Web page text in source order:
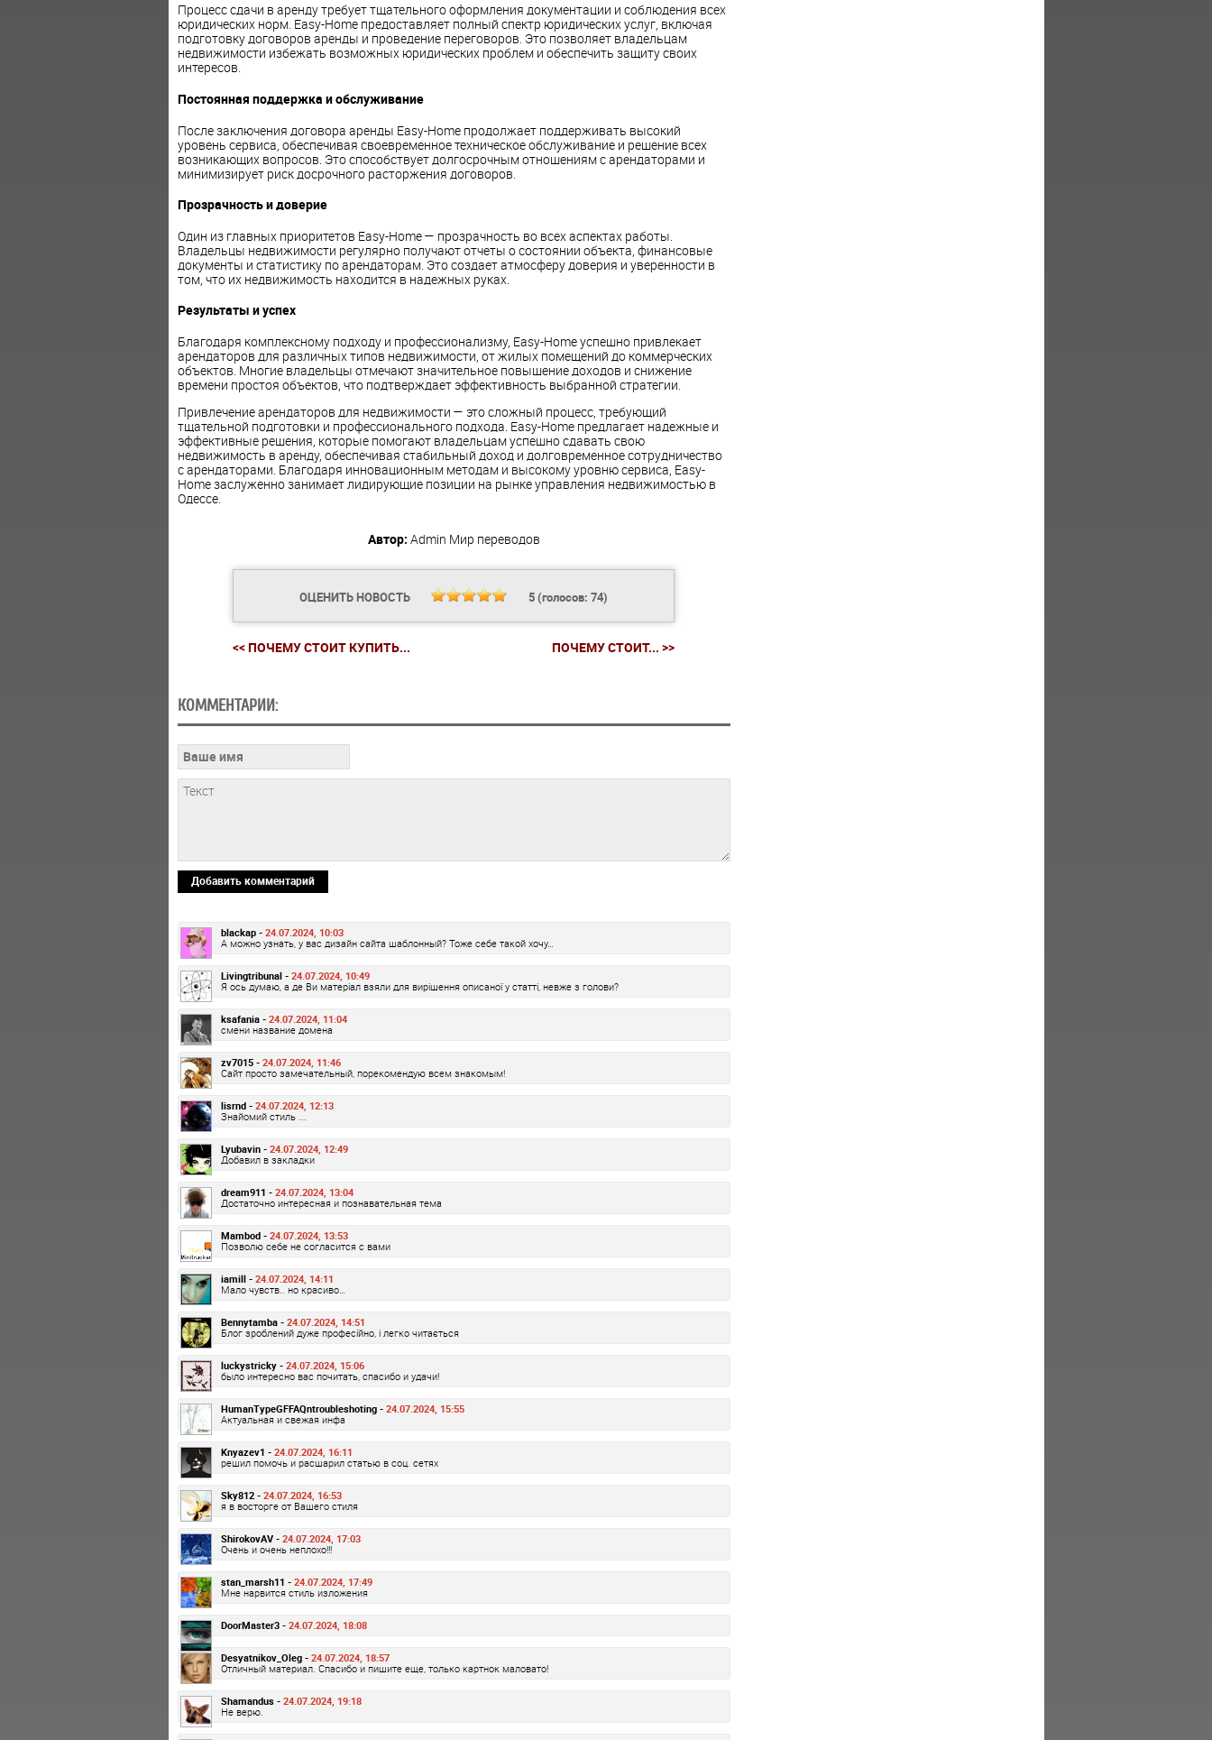
Процесс сдачи в аренду требует тщательного оформления документации и соблюдения всех
юридических норм. Easy-Home предоставляет полный спектр юридических услуг, включая
подготовку договоров аренды и проведение переговоров. Это позволяет владельцам
недвижимости избежать возможных юридических проблем и обеспечить защиту своих
интересов.
Постоянная поддержка и обслуживание
После заключения договора аренды Easy-Home продолжает поддерживать высокий
уровень сервиса, обеспечивая своевременное техническое обслуживание и решение всех
возникающих вопросов. Это способствует долгосрочным отношениям с арендаторами и
минимизирует риск досрочного расторжения договоров.
Прозрачность и доверие
Один из главных приоритетов Easy-Home — прозрачность во всех аспектах работы.
Владельцы недвижимости регулярно получают отчеты о состоянии объекта, финансовые
документы и статистику по арендаторам. Это создает атмосферу доверия и уверенности в
том, что их недвижимость находится в надежных руках.
Результаты и успех
Благодаря комплексному подходу и профессионализму, Easy-Home успешно привлекает
арендаторов для различных типов недвижимости, от жилых помещений до коммерческих
объектов. Многие владельцы отмечают значительное повышение доходов и снижение
времени простоя объектов, что подтверждает эффективность выбранной стратегии.
Привлечение арендаторов для недвижимости — это сложный процесс, требующий
тщательной подготовки и профессионального подхода. Easy-Home предлагает надежные и
эффективные решения, которые помогают владельцам успешно сдавать свою
недвижимость в аренду, обеспечивая стабильный доход и долговременное сотрудничество
с арендаторами. Благодаря инновационным методам и высокому уровню сервиса, Easy-
Home заслуженно занимает лидирующие позиции на рынке управления недвижимостью в
Одессе.
Автор: Admin Мир переводов
ОЦЕНИТЬ НОВОСТЬ 5(голосов: 74)
<< ПОЧЕМУ СТОИТ КУПИТЬ... ПОЧЕМУ СТОИТ... >>
КОММЕНТАРИИ:
Добавить комментарий
blackap - 24.07.2024, 10:03
А можно узнать, у вас дизайн сайта шаблонный? Тоже себе такой хочу…
Livingtribunal - 24.07.2024, 10:49
Я ось думаю, а де Ви матеріал взяли для вирішення описаної у статті, невже з голови?
ksafania - 24.07.2024, 11:04
смени название домена
zv7015 - 24.07.2024, 11:46
Сайт просто замечательный, порекомендую всем знакомым!
lisrnd - 24.07.2024, 12:13
Знайомий стиль ...
Lyubavin - 24.07.2024, 12:49
Добавил в закладки
dream911 - 24.07.2024, 13:04
Достаточно интересная и познавательная тема
Mambod - 24.07.2024, 13:53
Позволю себе не согласится с вами
iamill - 24.07.2024, 14:11
Мало чувств.. но красиво…
Bennytamba - 24.07.2024, 14:51
Блог зроблений дуже професійно, і легко читається
luckystricky - 24.07.2024, 15:06
было интересно вас почитать, спасибо и удачи!
HumanTypeGFFAQntroubleshoting - 24.07.2024, 15:55
Актуальная и свежая инфа
Knyazev1 - 24.07.2024, 16:11
решил помочь и расшарил статью в соц. сетях
Sky812 - 24.07.2024, 16:53
я в восторге от Вашего стиля
ShirokovAV - 24.07.2024, 17:03
Очень и очень неплохо!!!
stan_marsh11 - 24.07.2024, 17:49
Мне нарвится стиль изложения
DoorMaster3 - 24.07.2024, 18:08
Desyatnikov_Oleg - 24.07.2024, 18:57
Отличный материал. Спасибо и пишите еще, только картнок маловато!
Shamandus - 24.07.2024, 19:18
Не верю.